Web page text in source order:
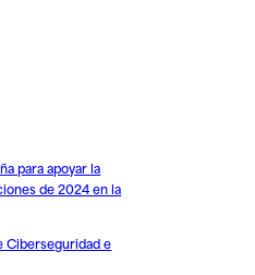
para apoyar la
de 2024 en la
Ciberseguridad e